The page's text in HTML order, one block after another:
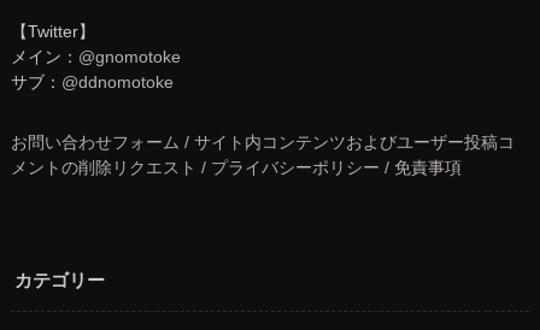
【Twitter】
メイン： @gnomotoke
サブ： @ddnomotoke
お問い合わせフォーム / サイト内コンテンツおよびユーザー投稿コ
メントの削除リクエスト / プライバシーポリシー / 免責事項
カテゴリー